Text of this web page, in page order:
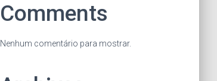
Comments
Nenhum comentário para mostrar.